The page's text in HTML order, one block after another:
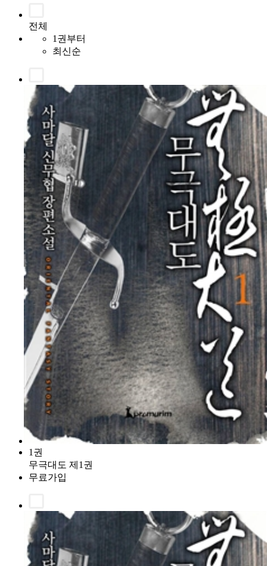
전체
1권부터
최신순
1권
무극대도 제1권
무료가입